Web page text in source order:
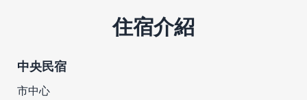
住宿介紹
中央民宿
市中心